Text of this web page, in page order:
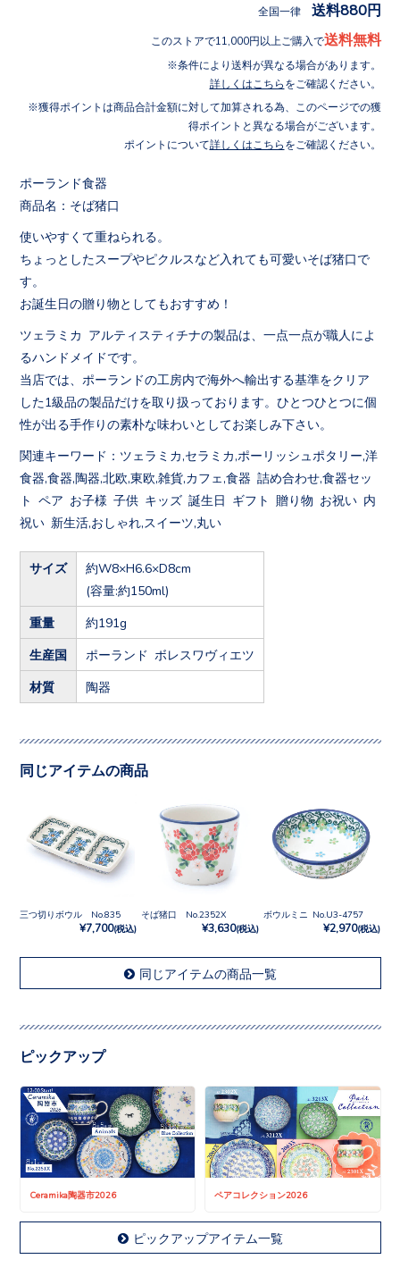
全国一律 送料880円
このストアで11,000円以上ご購入で送料無料
条件により送料が異なる場合があります。
詳しくはこちら をご確認ください。
獲得ポイントは商品合計金額に対して加算される為、このページでの獲
得ポイントと異なる場合がございます。
ポイントについて詳しくはこちら をご確認ください。
ポーランド食器
商品名：そば猪口
使いやすくて重ねられる。
ちょっとしたスープやピクルスなど入れても可愛いそば猪口で
す。
お誕生日の贈り物としてもおすすめ！
ツェラミカ アルティスティチナの製品は、一点一点が職人によ
るハンドメイドです。
当店では、ポーランドの工房内で海外へ輸出する基準をクリア
した1級品の製品だけを取り扱っております。ひとつひとつに個
性が出る手作りの素朴な味わいとしてお楽しみ下さい。
関連キーワード：ツェラミカ,セラミカ,ポーリッシュポタリー,洋
食器,食器,陶器,北欧,東欧,雑貨,カフェ,食器 詰め合わせ,食器セッ
ト ペア お子様 子供 キッズ 誕生日 ギフト 贈り物 お祝い 内
祝い 新生活,おしゃれ,スイーツ,丸い
サイズ
約W8×H6.6×D8cm
(容量:約150ml)
重量 約191g
生産国 ポーランド ボレスワヴィエツ
材質 陶器
同じアイテムの商品
三つ切りボウル No.835
¥7,700(税込)
そば猪口 No.2352X
¥3,630(税込)
ボウルミニ No.U3-4757
¥2,970(税込)
同じアイテムの商品一覧
ピックアップ
Ceramika陶器市2026 ペアコレクション2026
ピックアップアイテム一覧